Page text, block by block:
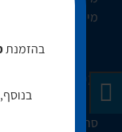
מילים למתקדמים
מידע מקצועי
סרטוני הדרכה
בהזמנת